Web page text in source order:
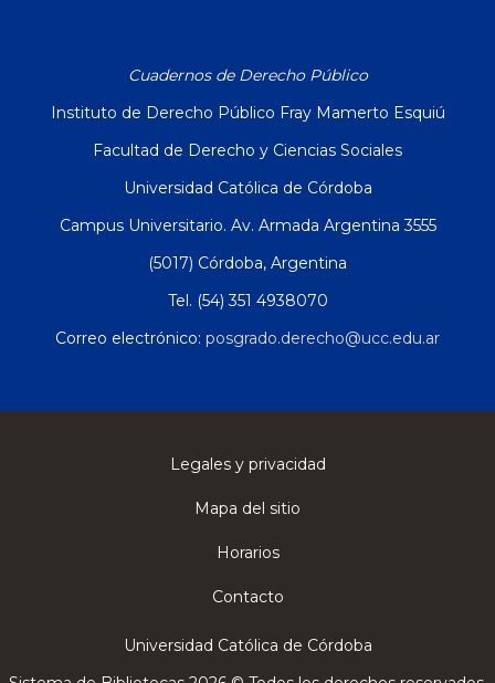
Cuadernos de Derecho Público
Instituto de Derecho Público Fray Mamerto Esquiú
Facultad de Derecho y Ciencias Sociales
Universidad Católica de Córdoba
Campus Universitario. Av. Armada Argentina 3555
(5017) Córdoba, Argentina
Tel. (54) 351 4938070
Correo electrónico: posgrado.derecho@ucc.edu.ar
Legales y privacidad
Mapa del sitio
Horarios
Contacto
Universidad Católica de Córdoba